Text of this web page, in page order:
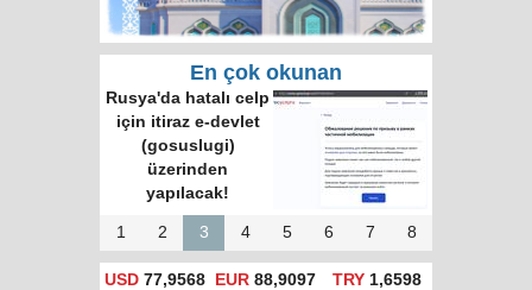
En çok okunan
Rusya'da hatalı celp
için itiraz e-devlet
(gosuslugi)
üzerinden
yapılacak!
1 2 3 4 5 6 7 8
USD 77,9568 EUR 88,9097 TRY1,6598